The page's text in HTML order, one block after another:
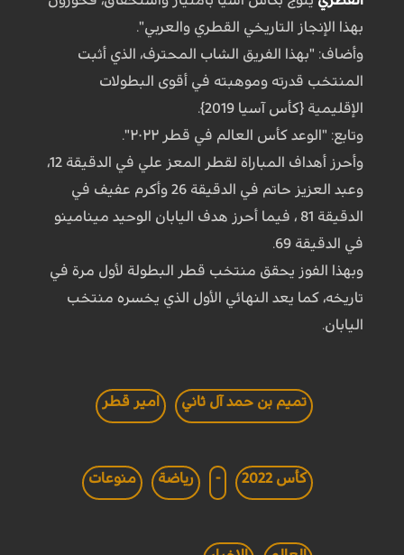
بهذا الإنجاز التاريخي القطري والعربي".
وأضاف: "بهذا الفريق الشاب المحترف، الذي أثبت
المنتخب قدرته وموهبته في أقوى البطولات
الإقليمية {كأس آسيا 2019}.
وتابع: "الوعد كأس العالم في قطر ٢٠٢٢".
وأحرز أهداف المباراة لقطر المعز علي في الدقيقة 12،
وعبد العزيز حاتم في الدقيقة 26 وأكرم عفيف في
الدقيقة 81 ، فيما أحرز هدف اليابان الوحيد مينامينو
في الدقيقة 69.
وبهذا الفوز يحقق منتخب قطر البطولة لأول مرة في
تاريخه، كما يعد النهائي الأول الذي يخسره منتخب
اليابان.
تميم بن حمد آل ثاني امير قطر
كأس 2022 - رياضة منوعات